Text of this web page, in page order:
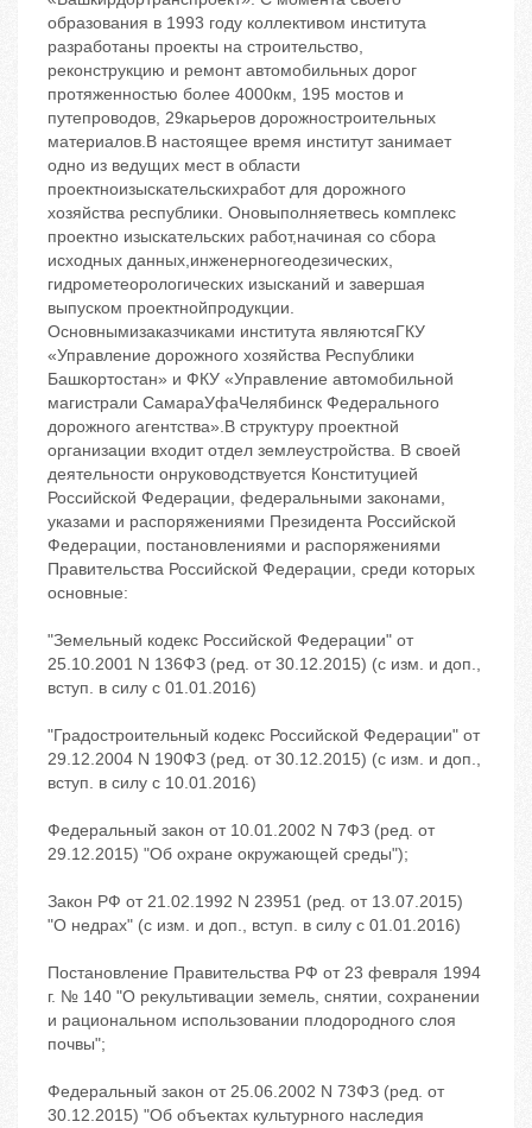
образования в 1993 году коллективом института
разработаны проекты на строительство,
реконструкцию и ремонт автомобильных дорог
протяженностью более 4000км, 195 мостов и
путепроводов, 29карьеров дорожностроительных
материалов.В настоящее время институт занимает
одно из ведущих мест в области
проектноизыскательскихработ для дорожного
хозяйства республики. Оновыполняетвесь комплекс
проектно изыскательских работ,начиная со сбора
исходных данных,инженерногеодезических,
гидрометеорологических изысканий и завершая
выпуском проектнойпродукции.
Основнымизаказчиками института являютсяГКУ
«Управление дорожного хозяйства Республики
Башкортостан» и ФКУ «Управление автомобильной
магистрали СамараУфаЧелябинск Федерального
дорожного агентства».В структуру проектной
организации входит отдел землеустройства. В своей
деятельности онруководствуется Конституцией
Российской Федерации, федеральными законами,
указами и распоряжениями Президента Российской
Федерации, постановлениями и распоряжениями
Правительства Российской Федерации, среди которых
основные:
"Земельный кодекс Российской Федерации" от
25.10.2001 N 136ФЗ (ред. от 30.12.2015) (с изм. и доп.,
вступ. в силу с 01.01.2016)
"Градостроительный кодекс Российской Федерации" от
29.12.2004 N 190ФЗ (ред. от 30.12.2015) (с изм. и доп.,
вступ. в силу с 10.01.2016)
Федеральный закон от 10.01.2002 N 7ФЗ (ред. от
29.12.2015) "Об охране окружающей среды");
Закон РФ от 21.02.1992 N 23951 (ред. от 13.07.2015)
"О недрах" (с изм. и доп., вступ. в силу с 01.01.2016)
Постановление Правительства РФ от 23 февраля 1994
г. № 140 "О рекультивации земель, снятии, сохранении
и рациональном использовании плодородного слоя
почвы";
Федеральный закон от 25.06.2002 N 73ФЗ (ред. от
30.12.2015) "Об объектах культурного наследия